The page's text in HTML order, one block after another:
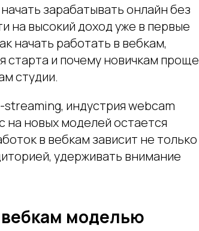
зарабатывать онлайн без
на высокий доход уже в первые
начать работать в вебкам,
старта и почему новичкам проще
студии.
индустрия webcam
на новых моделей остается
в вебкам зависит не только
удерживать внимание
моделью